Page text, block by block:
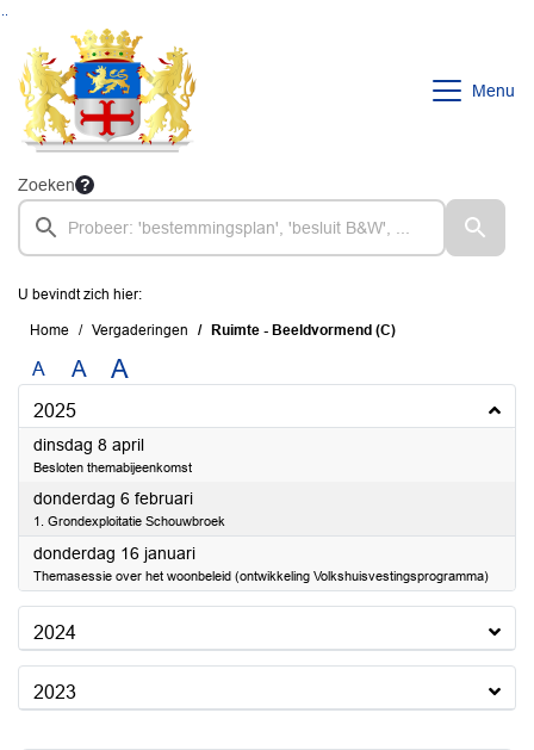
Ga naar de inhoud van deze pagina
Ga naar het zoeken
Ga naar het menu
Menu
Zoeken
U bevindt zich hier:
Home Vergaderingen Ruimte - Beeldvormend (C)
A A A
2025
dinsdag 8 april2025
Besloten themabijeenkomst
donderdag 6 februari2025
1. Grondexploitatie Schouwbroek
donderdag 16 januari2025
Themasessie over het woonbeleid (ontwikkeling Volkshuisvestingsprogramma)
2024
2023